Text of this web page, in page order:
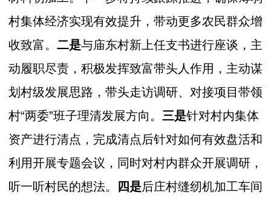
村集体经济实现有效提升，带动更多农民群众增
收致富。 二是与庙东村新上任支书进行座谈，主
动履职尽责，积极发挥致富带头人作用，主动谋
划村级发展思路，带头走访调研、对接项目带领
村“两委”班子理清发展方向。 三是针对村内集体
资产进行清点，完成清点后针对如何有效盘活和
利用开展专题会议，同时对村内群众开展调研，
听一听村民的想法。 四是后庄村缝纫机加工车间